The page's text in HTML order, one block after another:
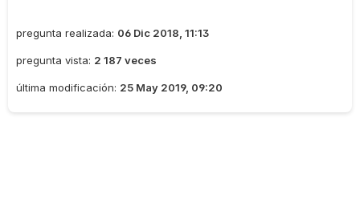
pregunta realizada: 06 Dic 2018, 11:13
pregunta vista: 2 187 veces
última modificación: 25 May 2019, 09:20